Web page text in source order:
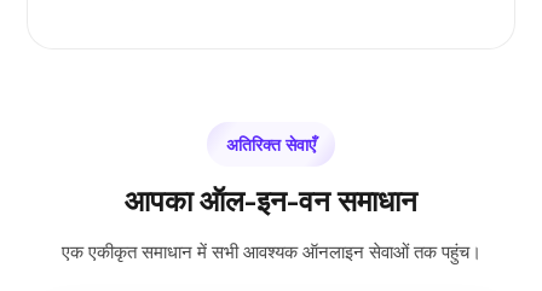
अतिरिक्त सेवाएँ
आपका ऑल-इन-वन समाधान
एक एकीकृत समाधान में सभी आवश्यक ऑनलाइन सेवाओं तक पहुंच।